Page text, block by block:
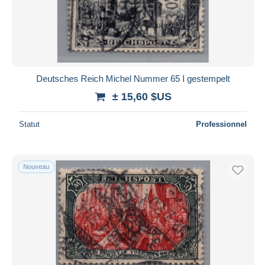
Deutsches Reich Michel Nummer 65 I gestempelt
± 15,60 $US
Statut Professionnel
Nouveau